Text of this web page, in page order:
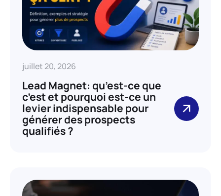
juillet 20, 2026
Lead Magnet: qu’est-ce que
c’est et pourquoi est-ce un
levier indispensable pour
générer des prospects
qualifiés ?